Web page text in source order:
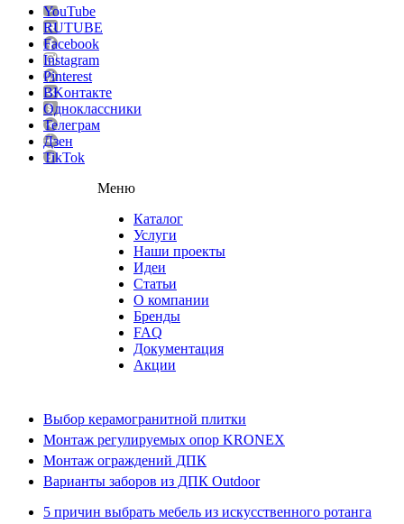
YouTube
RUTUBE
Facebook
Instagram
Pinterest
ВKонтакте
Одноклассники
Телеграм
Дзен
TikTok
Меню
Каталог
Услуги
Наши проекты
Идеи
Статьи
О компании
Бренды
FAQ
Документация
Акции
Выбор керамогранитной плитки
Монтаж регулируемых опор KRONEX
Монтаж ограждений ДПК
Варианты заборов из ДПК Outdoor
5 причин выбрать мебель из искусственного ротанга